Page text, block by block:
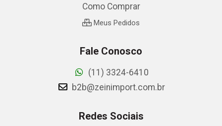
Como Comprar
Meus Pedidos
Fale Conosco
(11) 3324-6410
b2b@zeinimport.com.br
Redes Sociais